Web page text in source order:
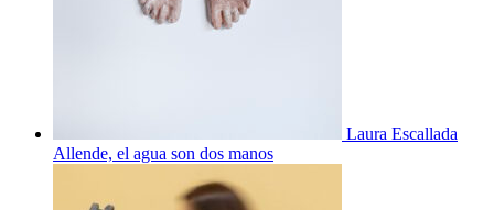
Laura Escallada
Allende, el agua son dos manos